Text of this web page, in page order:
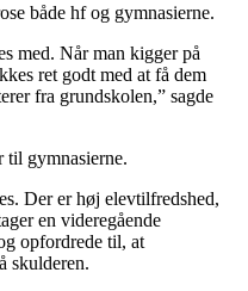
både hf og gymnasierne.
med. Når man kigger på
ret godt med at få dem
fra grundskolen,” sagde
til gymnasierne.
Der er høj elevtilfredshed,
en videregående
opfordrede til, at
skulderen.